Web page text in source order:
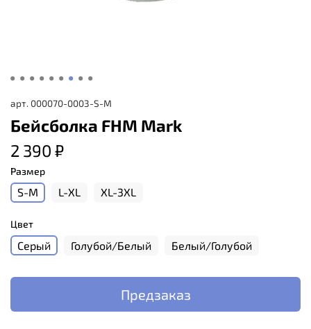
арт. 000070-0003-S-M
Бейсболка FHM Mark
2 390 ₽
Размер
S-M L-XL XL-3XL
Цвет
Серый Голубой/Белый Белый/Голубой
Предзаказ